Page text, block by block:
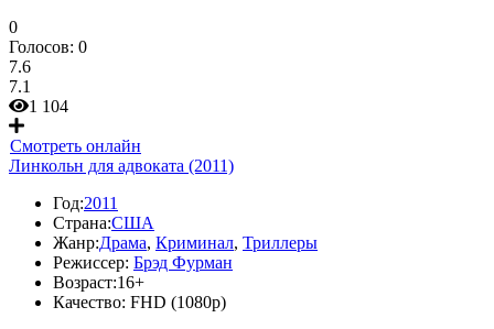
0
Голосов: 0
7.6
7.1
1 104
Смотреть онлайн
Линкольн для адвоката (2011)
Год:2011
Страна:США
Жанр:Драма, Криминал, Триллеры
Режиссер: Брэд Фурман
Возраст:16+
Качество: FHD (1080p)